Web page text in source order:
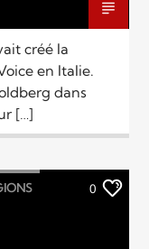
créé la
en Italie.
dans
[…]
0